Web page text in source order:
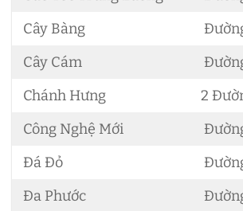
Cây Bàng
Cây Cám
Chánh Hưng
2
Công Nghệ Mới
Đá Đỏ
Đa Phước